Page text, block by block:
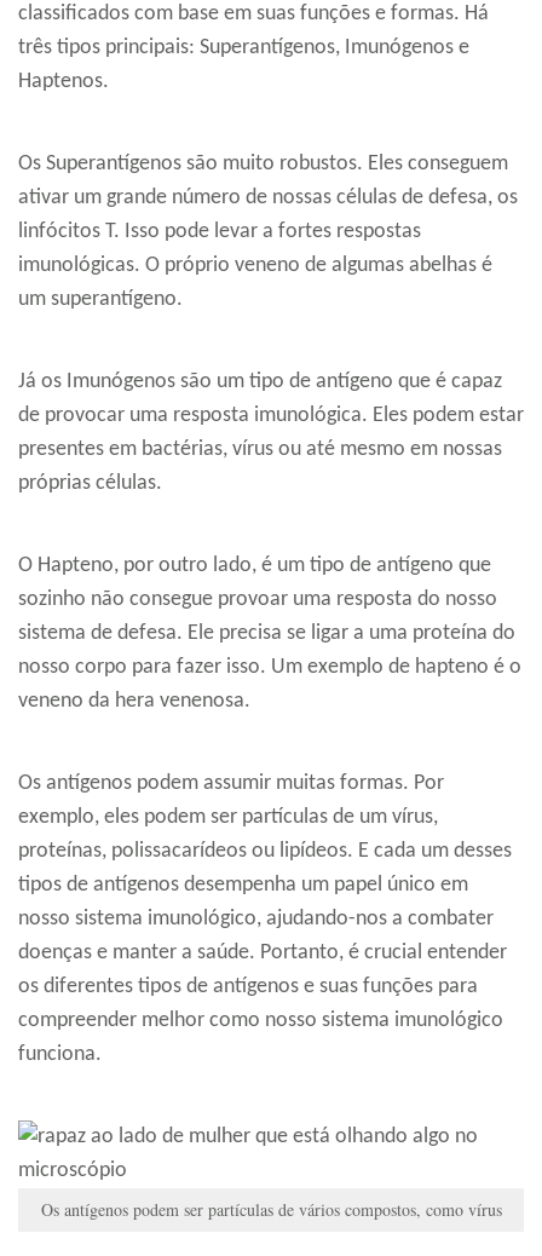
classificados com base em suas funções e formas. Há
três tipos principais: Superantígenos, Imunógenos e
Haptenos.
Os Superantígenos são muito robustos. Eles conseguem
ativar um grande número de nossas células de defesa, os
linfócitos T. Isso pode levar a fortes respostas
imunológicas. O próprio veneno de algumas abelhas é
um superantígeno.
Já os Imunógenos são um tipo de antígeno que é capaz
de provocar uma resposta imunológica. Eles podem estar
presentes em bactérias, vírus ou até mesmo em nossas
próprias células.
O Hapteno, por outro lado, é um tipo de antígeno que
sozinho não consegue provoar uma resposta do nosso
sistema de defesa. Ele precisa se ligar a uma proteína do
nosso corpo para fazer isso. Um exemplo de hapteno é o
veneno da hera venenosa.
Os antígenos podem assumir muitas formas. Por
exemplo, eles podem ser partículas de um vírus,
proteínas, polissacarídeos ou lipídeos. E cada um desses
tipos de antígenos desempenha um papel único em
nosso sistema imunológico, ajudando-nos a combater
doenças e manter a saúde. Portanto, é crucial entender
os diferentes tipos de antígenos e suas funções para
compreender melhor como nosso sistema imunológico
funciona.
Os antígenos podem ser partículas de vários compostos, como vírus